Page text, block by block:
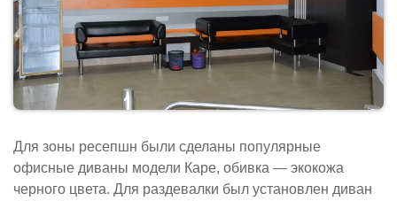
Для зоны ресепшн были сделаны популярные
офисные диваны модели Каре, обивка — экокожа
черного цвета. Для раздевалки был установлен диван